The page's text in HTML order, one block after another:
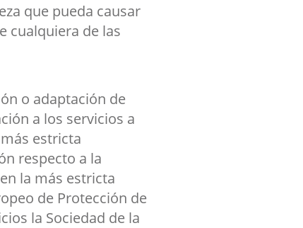
que pueda causar
cualquiera de las
o adaptación de
a los servicios a
estricta
respecto a la
la más estricta
de Protección de
la Sociedad de la